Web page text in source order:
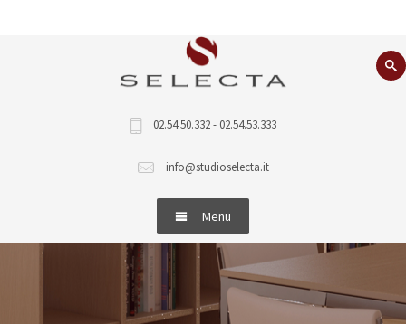
02.54.50.332 - 02.54.53.333
info@studioselecta.it
Menu
Cosa facciamo